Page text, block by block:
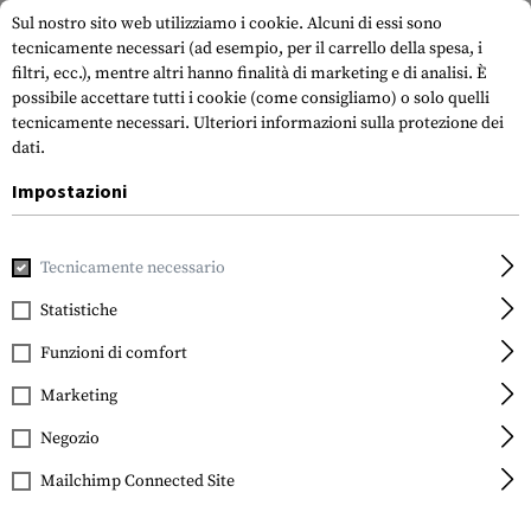
Sul nostro sito web utilizziamo i cookie. Alcuni di essi sono
tecnicamente necessari (ad esempio, per il carrello della spesa, i
filtri, ecc.), mentre altri hanno finalità di marketing e di analisi. È
possibile accettare tutti i cookie (come consigliamo) o solo quelli
tecnicamente necessari. Ulteriori informazioni sulla protezione dei
dati.
Impostazioni
Tecnicamente necessario
Statistiche
Funzioni di comfort
Marketing
Negozio
Mailchimp Connected Site